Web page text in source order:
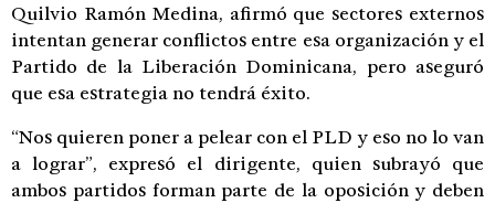
Quilvio Ramón Medina, afirmó que sectores externos
intentan generar conflictos entre esa organización y el
Partido de la Liberación Dominicana, pero aseguró
que esa estrategia no tendrá éxito.
“Nos quieren poner a pelear con el PLD y eso no lo van
a lograr”, expresó el dirigente, quien subrayó que
ambos partidos forman parte de la oposición y deben